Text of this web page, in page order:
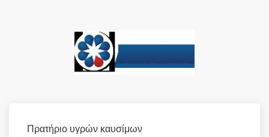
Πρατήριο υγρών καυσίμων